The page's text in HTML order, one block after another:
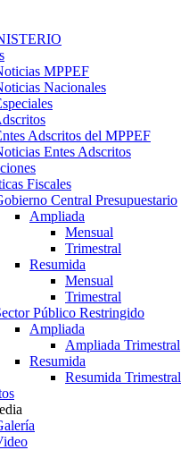
MPPEF
Nacionales
Adscritos del MPPEF
Entes Adscritos
Fiscales
Central Presupuestario
Ampliada
Mensual
Trimestral
Resumida
Mensual
Trimestral
Público Restringido
Ampliada
Ampliada Trimestral
Resumida
Resumida Trimestral